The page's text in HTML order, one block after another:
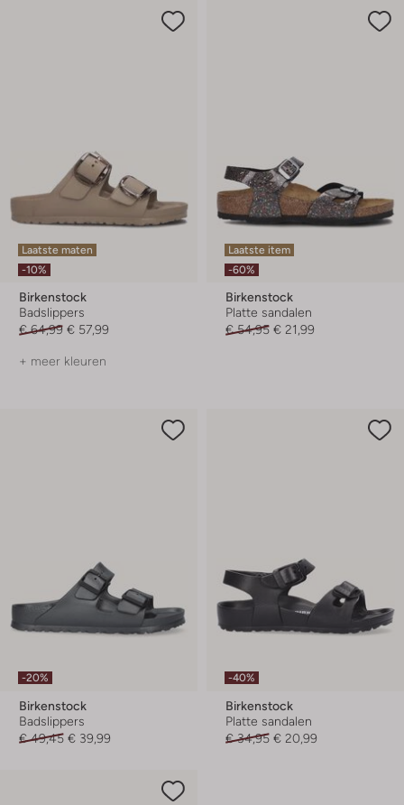
Laatste maten
-10%
Birkenstock
Badslippers
€ 64,99 € 57,99
+ meer kleuren
Laatste item
-60%
Birkenstock
Platte sandalen
€ 54,95 € 21,99
-20%
Birkenstock
Badslippers
€ 49,45 € 39,99
-40%
Birkenstock
Platte sandalen
€ 34,95 € 20,99